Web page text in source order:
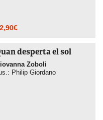
€
desperta el sol
Zoboli
Philip Giordano